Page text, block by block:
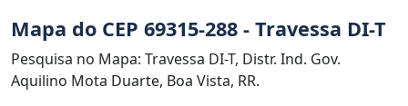
Mapa do CEP 69315-288 - Travessa DI-T
Pesquisa no Mapa: Travessa DI-T, Distr. Ind. Gov.
Aquilino Mota Duarte, Boa Vista, RR.